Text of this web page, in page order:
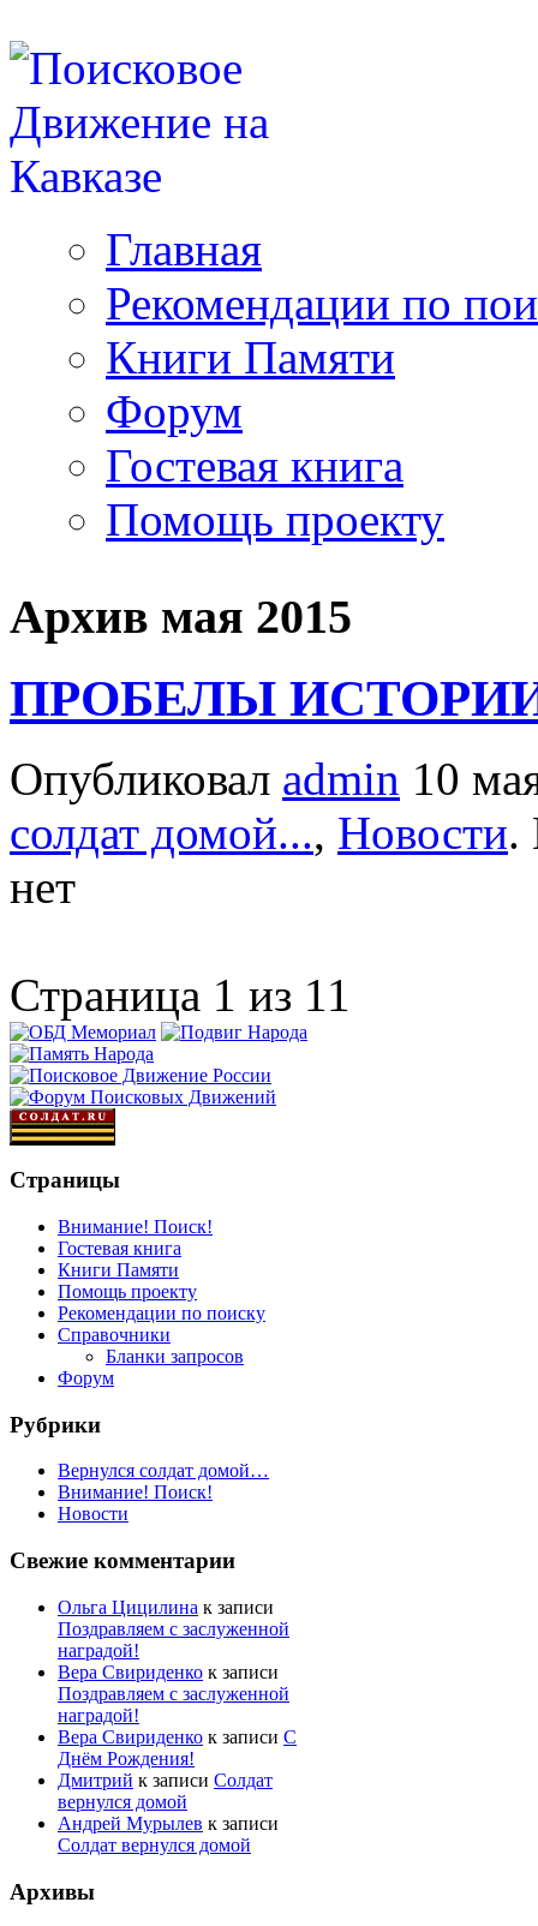
Главная
Рекомендации по
Книги Памяти
Форум
Гостевая книга
Помощь проекту
Архив мая 2015
ПРОБЕЛЫ
Опубликовал admin 10
солдат домой..., Новости.
нет
Страница 1 из 1 1
Страницы
Внимание! Поиск!
Гостевая книга
Книги Памяти
Помощь проекту
Рекомендации по поиску
Справочники
Бланки запросов
Форум
Рубрики
Вернулся солдат домой…
Внимание! Поиск!
Новости
Свежие комментарии
Ольга Цицилина к записи
Поздравляем с заслуженной
наградой!
Вера Свириденко к записи
Поздравляем с заслуженной
наградой!
Вера Свириденко к записи С
Днём Рождения!
Дмитрий к записи Солдат
вернулся домой
Андрей Мурылев к записи
Солдат вернулся домой
Архивы